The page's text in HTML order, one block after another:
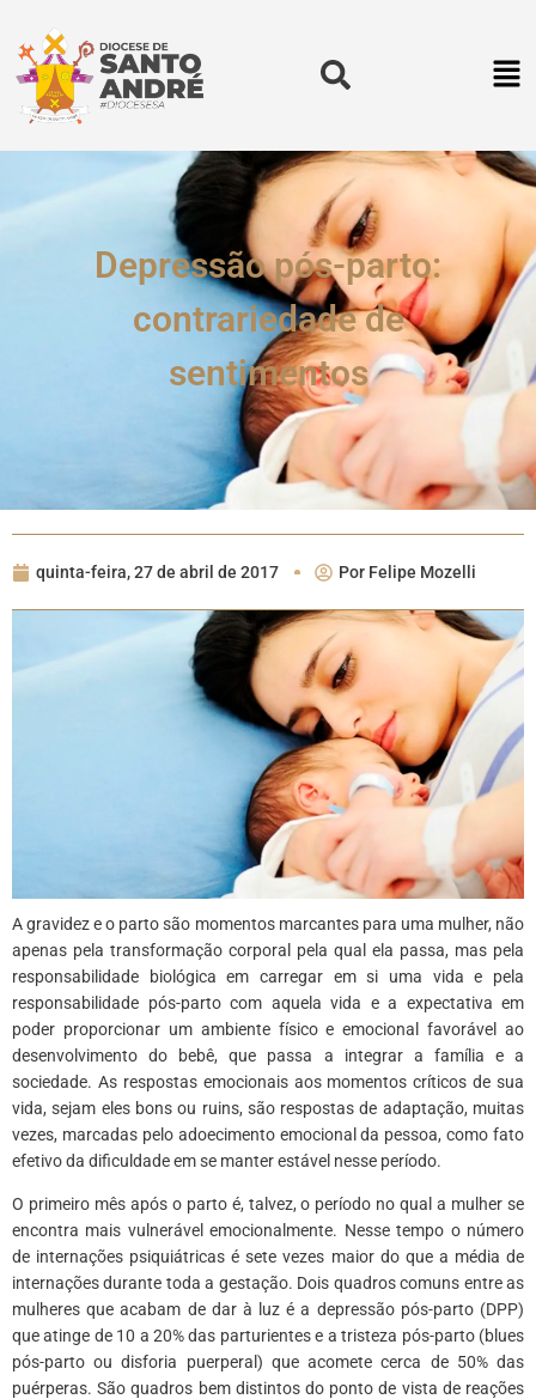
Depressão pós-parto:
contrariedade de
sentimentos
quinta-feira, 27 de abril de 2017 Por Felipe Mozelli
A gravidez e o parto são momentos marcantes para uma mulher, não
apenas pela transformação corporal pela qual ela passa, mas pela
responsabilidade biológica em carregar em si uma vida e pela
responsabilidade pós-parto com aquela vida e a expectativa em
poder proporcionar um ambiente físico e emocional favorável ao
desenvolvimento do bebê, que passa a integrar a família e a
sociedade. As respostas emocionais aos momentos críticos de sua
vida, sejam eles bons ou ruins, são respostas de adaptação, muitas
vezes, marcadas pelo adoecimento emocional da pessoa, como fato
efetivo da dificuldade em se manter estável nesse período.
O primeiro mês após o parto é, talvez, o período no qual a mulher se
encontra mais vulnerável emocionalmente. Nesse tempo o número
de internações psiquiátricas é sete vezes maior do que a média de
internações durante toda a gestação. Dois quadros comuns entre as
mulheres que acabam de dar à luz é a depressão pós-parto (DPP)
que atinge de 10 a 20% das parturientes e a tristeza pós-parto (blues
pós-parto ou disforia puerperal) que acomete cerca de 50% das
puérperas. São quadros bem distintos do ponto de vista de reações